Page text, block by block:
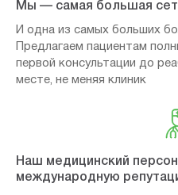
Мы — самая большая
И одна из самых больших
Предлагаем пациентам
первой консультации до
месте, не меняя клиник
Наш медицинский
международную